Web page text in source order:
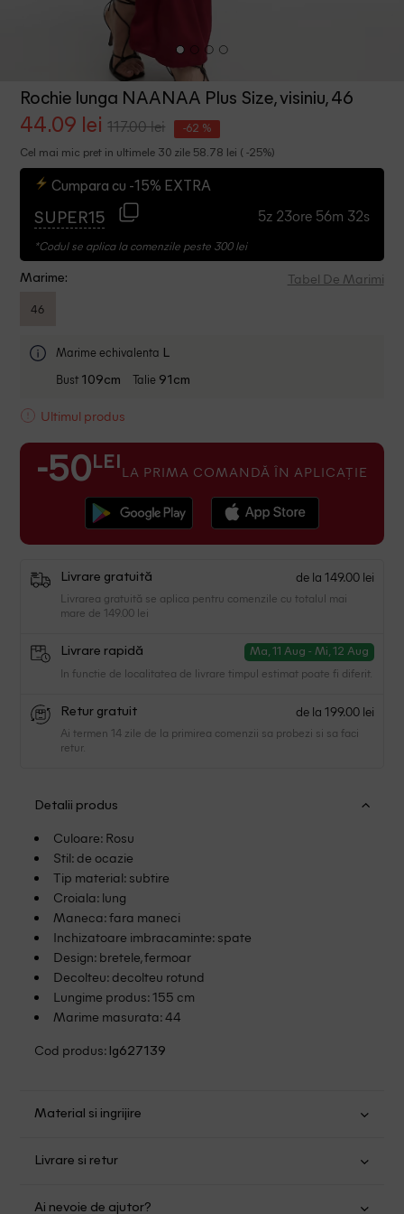
Rochie lunga NAANAA Plus Size, visiniu, 46
44.09 lei 117.00 lei -62 %
Cel mai mic pret in ultimele 30 zile 58.78 lei ( -25%)
Cumpara cu -15% EXTRA
SUPER15 5z 23ore 56m 32s
*Codul se aplica la comenzile peste 300 lei
Marime: Tabel De Marimi
46
Marime echivalenta L
Bust 109cm Talie 91cm
Ultimul produs
-50 LEI LA PRIMA COMANDĂ ÎN APLICAȚIE
Livrare gratuită de la 149.00 lei
Livrarea gratuită se aplica pentru comenzile cu totalul mai
mare de 149.00 lei
Livrare rapidă Ma, 11 Aug - Mi, 12 Aug
In functie de localitatea de livrare timpul estimat poate fi diferit.
Retur gratuit de la 199.00 lei
Ai termen 14 zile de la primirea comenzii sa probezi si sa faci
retur.
Detalii produs
Culoare: Rosu
Stil: de ocazie
Tip material: subtire
Croiala: lung
Maneca: fara maneci
Inchizatoare imbracaminte: spate
Design: bretele, fermoar
Decolteu: decolteu rotund
Lungime produs: 155 cm
Marime masurata: 44
Cod produs: lg627139
Material si ingrijire
Nu folositi inalbitor
Livrare si retur
Ai nevoie de ajutor?